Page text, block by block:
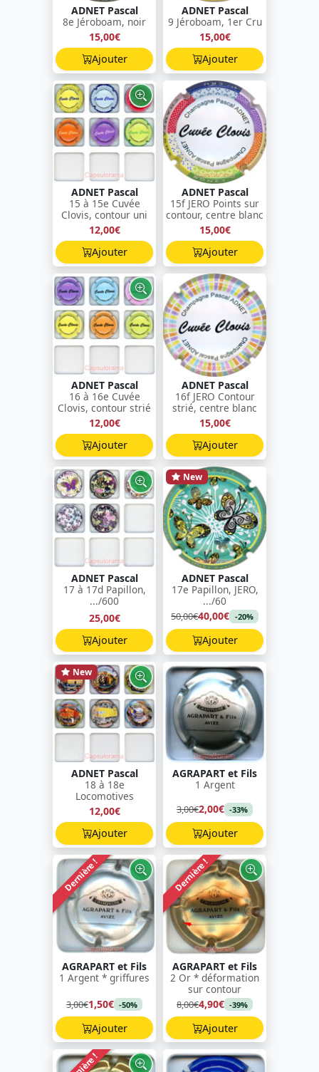
ADNET Pascal
8e Jéroboam, noir
15,00€
Ajouter
ADNET Pascal
9 Jéroboam, 1er Cru
15,00€
Ajouter
ADNET Pascal
15 à 15e Cuvée
Clovis, contour uni
12,00€
Ajouter
ADNET Pascal
15f JERO Points sur
contour, centre blanc
15,00€
Ajouter
ADNET Pascal
16 à 16e Cuvée
Clovis, contour strié
12,00€
Ajouter
ADNET Pascal
16f JERO Contour
strié, centre blanc
15,00€
Ajouter
ADNET Pascal
17 à 17d Papillon,
.../600
25,00€
Ajouter
New
ADNET Pascal
17e Papillon, JERO,
.../60
50,00€40,00€ -20%
Ajouter
New
ADNET Pascal
18 à 18e
Locomotives
12,00€
Ajouter
AGRAPART et Fils
1 Argent
3,00€2,00€ -33%
Ajouter
Dernière !
AGRAPART et Fils
1 Argent * griffures
3,00€1,50€ -50%
Ajouter
Dernière !
AGRAPART et Fils
2 Or * déformation
sur contour
8,00€4,90€ -39%
Ajouter